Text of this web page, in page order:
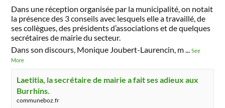
Dans une réception organisée par la municipalité, on notait
la présence des 3 conseils avec lesquels elle a travaillé, de
ses collègues, des présidents d’associations et de quelques
secrétaires de mairie du secteur.
Dans son discours, Monique Joubert-Laurencin, m...See
More
Laetitia, la secrétaire de mairie a fait ses adieux aux
Burrhins.
communeboz.fr